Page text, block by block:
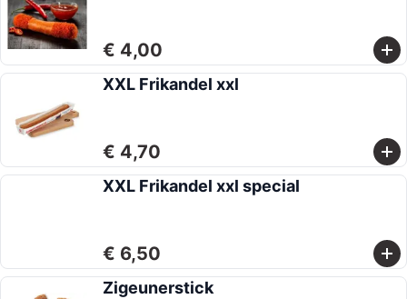
€ 4,00
XXL Frikandel xxl
€ 4,70
XXL Frikandel xxl special
€ 6,50
Zigeunerstick